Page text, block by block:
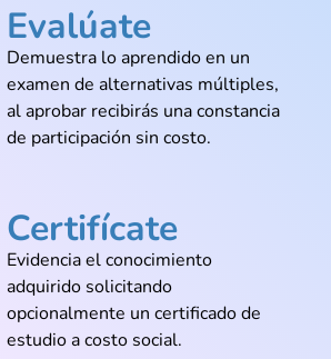
tiene una forma muy relajada de
explicar algo que suele sonar
complicado. Eso engancha
de probar la clase gratuita, me
a certificarme. Vale cada sol
invertido
Evalúate
Demuestra lo aprendido en un
examen de alternativas múltiples,
al aprobar recibirás una constancia
de participación sin costo.
Certifícate
Evidencia el conocimiento
adquirido solicitando
opcionalmente un certificado de
estudio a costo social.